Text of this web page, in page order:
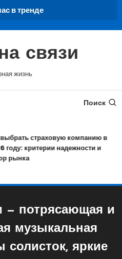
в тренде
связи
жизнь
Поиск
страховую компанию в
году: критерии надежности и
рынка
— потрясающая и
музыкальная
солисток, яркие